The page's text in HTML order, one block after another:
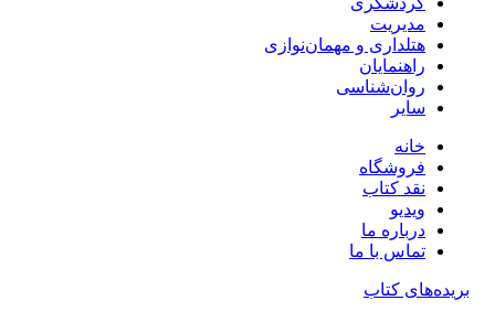
مدیریت
هتلداری و مهمان‌نوازی
راهنمایان
روان‌شناسی
سایر
خانه
فروشگاه
نقد کتاب
ویدیو
درباره‌ ما
تماس با ما
بریده‌های کتاب